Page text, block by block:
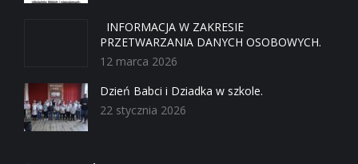
INFORMACJA W ZAKRESIE
PRZETWARZANIA DANYCH OSOBOWYCH.
12 marca 2026
Dzień Babci i Dziadka w szkole.
22 stycznia 2026